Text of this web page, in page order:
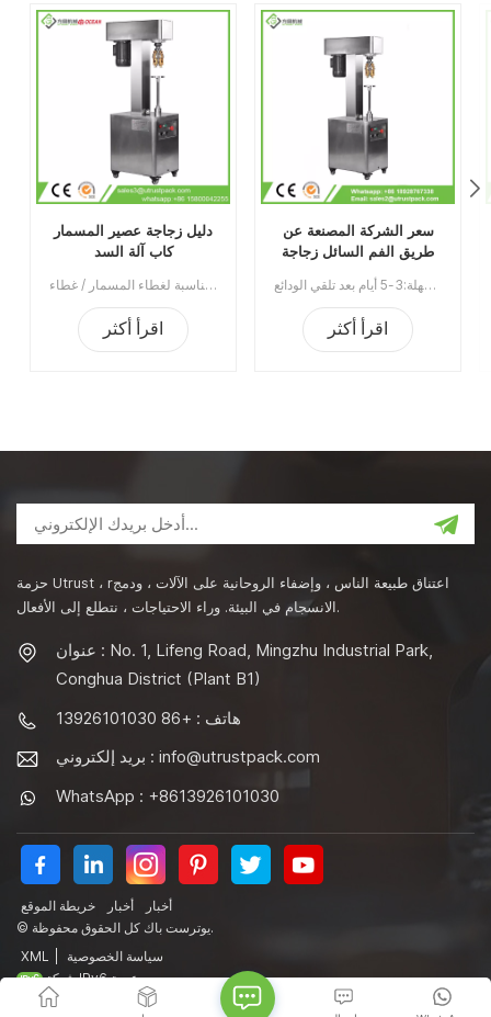
دليل زجاجة عصير المسمار
كاب آلة السد
آلة تغطية الغطاء اللولبي اليدوي مناسبة لغطاء المسمار / غطاء Ropp / ختم غطاء العقص على الزجاجة / الزجاجة البلاستيكية. يستخدم على نطاق واسع في صناعات النبيذ والشراب والسائل الفموي ومبيدات الآفات.رقم الصنف:UT1BSG4سعر:1540نطاق السعر:4 ~ 5/1360 دولارًانطاق السعر:2 ~ 3/1430 دولارالحد الأدنى للطلب:1قسط:TTميناء الشحن:قوانغتشوالمنطقة الأصلية:قوانغتشو، الصينمهلة:15 يوما بعد تلقي الودائع
اقرأ أكثر
سعر الشركة المصنعة عن
طريق الفم السائل زجاجة
إن آلة وضع غطاء الزجاجات الشفوية من الشركة المصنعة هي عبارة عن معدات السد المصنوعة من الألومنيوم ضد السرقة للزجاجات البلاستيكية عالية الجودة والزجاجات الزجاجية. يستخدم على نطاق واسع في صناعة المواد الغذائية والصناعات الكيماوية والصناعات الطبية والصيدلانية.الحد الأدنى للطلب:1قسط:تي / تميناء الشحن:قوانغتشوالمنطقة الأصلية:الصينمهلة:3-5 أيام بعد تلقي الودائع
اقرأ أكثر
حزمة Utrust ، rاعتناق طبيعة الناس ، وإضفاء الروحانية على الآلات ، ودمج
الانسجام في البيئة. وراء الاحتياجات ، نتطلع إلى الأفعال.
عنوان : No. 1, Lifeng Road, Mingzhu Industrial Park,
Conghua District (Plant B1)
هاتف : +86 13926101030
بريد إلكتروني : info@utrustpack.com
WhatsApp : +8613926101030
خريطة الموقع أخبار
أخبار
© يوترست باك كل الحقوق محفوظة.
XML
سياسة الخصوصية
شبكة IPv6 مدعومة